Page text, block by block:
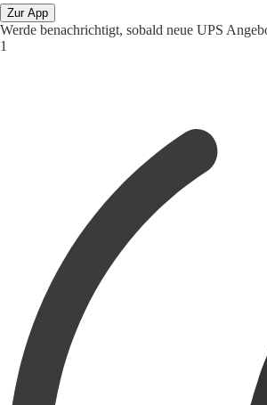
Zur App
Werde benachrichtigt, sobald neue UPS